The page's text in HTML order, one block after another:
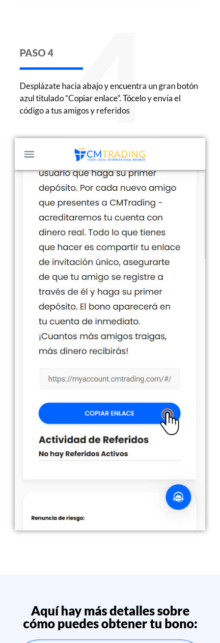
PASO 4 4
Desplázate hacia abajo y encuentra un gran botón
azul titulado “Copiar enlace”. Tócelo y envía el
código a tus amigos y referidos
Aquí hay más detalles sobre
cómo puedes obtener tu bono: